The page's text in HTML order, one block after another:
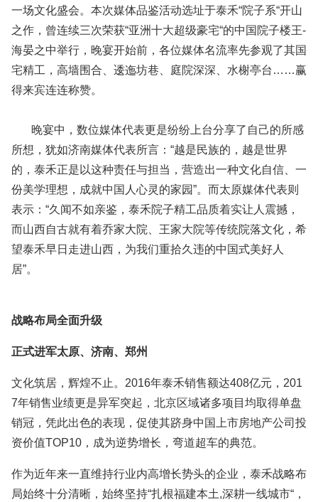
一场文化盛会。本次媒体品鉴活动选址于泰禾“院子系“开山
之作，曾连续三次荣获“亚洲十大超级豪宅“的中国院子楼王-
海晏之中举行，晚宴开始前，各位媒体名流率先参观了其国
宅精工，高墙围合、逶迤坊巷、庭院深深、水榭亭台……赢
得来宾连连称赞。
晚宴中，数位媒体代表更是纷纷上台分享了自己的所感
所想，犹如济南媒体代表所言：“越是民族的，越是世界
的，泰禾正是以这种责任与担当，营造出一种文化自信、一
份美学理想，成就中国人心灵的家园”。而太原媒体代表则
表示：“久闻不如亲鉴，泰禾院子精工品质着实让人震撼，
而山西自古就有着乔家大院、王家大院等传统院落文化，希
望泰禾早日走进山西，为我们重拾久违的中国式美好人
居”。
战略布局全面升级
正式进军太原、济南、郑州
文化筑居，辉煌不止。 2016年泰禾销售额达408亿元，201
7年销售业绩更是异军突起，北京区域诸多项目均取得单盘
销冠，凭此出色的表现，促使其跻身中国上市房地产公司投
资价值TOP10，成为逆势增长，弯道超车的典范。
作为近年来一直维持行业内高增长势头的企业，泰禾战略布
局始终十分清晰，始终坚持“扎根福建本土,深耕一线城市“，